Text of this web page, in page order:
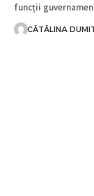
funcții
CĂTĂLINA